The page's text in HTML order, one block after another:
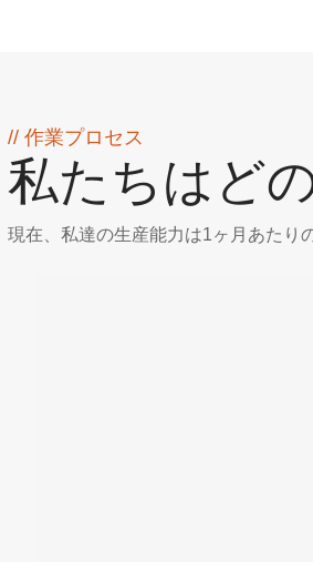
// 作業プロセス
私たちはど
現在、私達の生産能力は1ヶ月あたり